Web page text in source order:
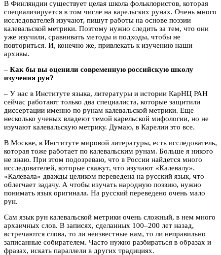
В Финляндии существует целая школа фольклористов, которая
специализируется в том числе на карельских рунах. Очень много
исследователей изучают, пишут работы на основе поэзии
калевальской метрики. Поэтому нужно следить за тем, что они
уже изучили, сравнивать методы и подходы, чтобы не
повториться. И, конечно же, привлекать к изучению наши
архивы.
– Как бы вы оценили современную российскую школу
изучения рун?
– У нас в Институте языка, литературы и истории КарНЦ РАН
сейчас работают только два специалиста, которые защитили
диссертации именно по рунам калевальской метрики. Еще
несколько ученых владеют темой карельской мифологии, но не
изучают калевальскую метрику. Думаю, в Карелии это все.
В Москве, в Институте мировой литературы, есть исследователь,
которая тоже работает по калевальским рунам. Больше я никого
не знаю. При этом подозреваю, что в России найдется много
исследователей, которые скажут, что изучают «Калевалу».
«Калевала» дважды целиком переведена на русский язык, что
облегчает задачу. А чтобы изучать народную поэзию, нужно
понимать язык оригинала. На русский переведено очень мало
рун.
Сам язык рун калевальской метрики очень сложный, в нем много
архаичных слов. В записях, сделанных 100–200 лет назад,
встречаются слова, то ли неизвестные нам, то ли неправильно
записанные собирателем. Часто нужно разбираться в образах и
фразах, искать параллели в других традициях.